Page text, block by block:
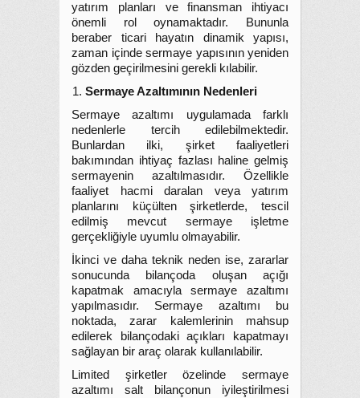
yatırım planları ve finansman ihtiyacı
önemli rol oynamaktadır. Bununla
beraber ticari hayatın dinamik yapısı,
zaman içinde sermaye yapısının yeniden
gözden geçirilmesini gerekli kılabilir.
Sermaye Azaltımının Nedenleri
Sermaye azaltımı uygulamada farklı
nedenlerle tercih edilebilmektedir.
Bunlardan ilki, şirket faaliyetleri
bakımından ihtiyaç fazlası haline gelmiş
sermayenin azaltılmasıdır. Özellikle
faaliyet hacmi daralan veya yatırım
planlarını küçülten şirketlerde, tescil
edilmiş mevcut sermaye işletme
gerçekliğiyle uyumlu olmayabilir.
İkinci ve daha teknik neden ise, zararlar
sonucunda bilançoda oluşan açığı
kapatmak amacıyla sermaye azaltımı
yapılmasıdır. Sermaye azaltımı bu
noktada, zarar kalemlerinin mahsup
edilerek bilançodaki açıkları kapatmayı
sağlayan bir araç olarak kullanılabilir.
Limited şirketler özelinde sermaye
azaltımı salt bilançonun iyileştirilmesi